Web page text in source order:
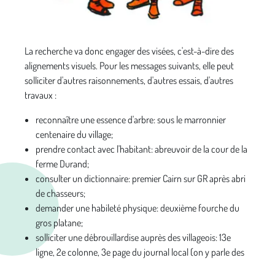
La recherche va donc engager des visées, c'est-à-dire des
alignements visuels. Pour les messages suivants, elle peut
solliciter d'autres raisonnements, d'autres essais, d'autres
travaux :
reconnaître une essence d'arbre: sous le marronnier
centenaire du village;
prendre contact avec l'habitant: abreuvoir de la cour de la
ferme Durand;
consulter un dictionnaire: premier Cairn sur GR après abri
de chasseurs;
demander une habileté physique: deuxième fourche du
gros platane;
solliciter une débrouillardise auprès des villageois: 13e
ligne, 2e colonne, 3e page du journal local (on y parle des